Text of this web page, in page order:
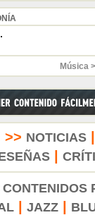
Música
>> NOTICIAS
|
| JAZZ|